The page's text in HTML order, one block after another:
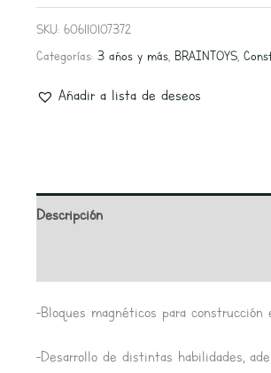
SKU: 606110107372
Categorías: 3 años y más, BRAINTOYS,
Añadir a lista de deseos
Descripción
-Bloques magnéticos para construcción
-Desarrollo de distintas habilidades,